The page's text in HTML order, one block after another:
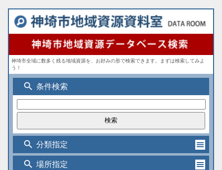
神埼市全域に数多く残る地域資源を、お好みの形で検索できます。まずは検索してみよ
う！
search 条件検索
search 分類指定
search 場所指定